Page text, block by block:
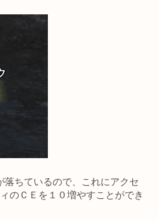
落ちているので、これにアクセ
のＣＥを１０増やすことができ